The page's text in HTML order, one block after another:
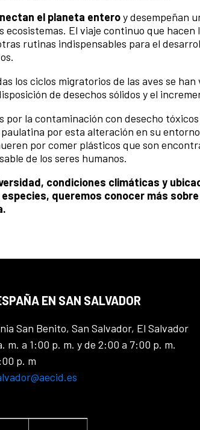
el planeta enteroy desempeñan
El viaje continuo que hacen
rutinas indispensables para el
los ciclos migratorios de las aves se
de desechos sólidos y el
por la contaminación con desecho
por esta alteración en su
por comer plásticos que son
de los seres humanos.
condiciones climáticas y
queremos conocer más
EN SAN SALVADOR
San Benito, San Salvador, El Salvador
m. a 1:00 p. m. y de 2:00 a 7:00 p. m.
p. m